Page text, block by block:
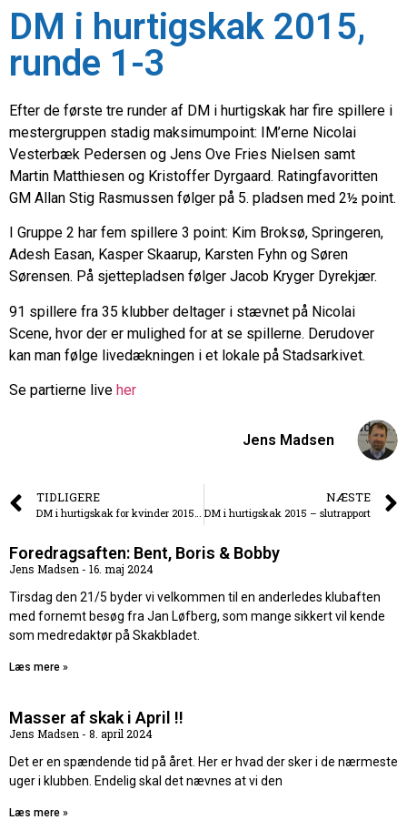
DM i hurtigskak 2015,
runde 1-3
Efter de første tre runder af DM i hurtigskak har fire spillere i
mestergruppen stadig maksimumpoint: IM’erne Nicolai
Vesterbæk Pedersen og Jens Ove Fries Nielsen samt
Martin Matthiesen og Kristoffer Dyrgaard. Ratingfavoritten
GM Allan Stig Rasmussen følger på 5. pladsen med 2½ point.
I Gruppe 2 har fem spillere 3 point: Kim Broksø, Springeren,
Adesh Easan, Kasper Skaarup, Karsten Fyhn og Søren
Sørensen. På sjettepladsen følger Jacob Kryger Dyrekjær.
91 spillere fra 35 klubber deltager i stævnet på Nicolai
Scene, hvor der er mulighed for at se spillerne. Derudover
kan man følge livedækningen i et lokale på Stadsarkivet.
Se partierne live her
Jens Madsen
TIDLIGERE NÆSTE
DM i hurtigskak 2015 – slutrapport
Foredragsaften: Bent, Boris & Bobby
Jens Madsen
16. maj 2024
Tirsdag den 21/5 byder vi velkommen til en anderledes klubaften
med fornemt besøg fra Jan Løfberg, som mange sikkert vil kende
som medredaktør på Skakbladet.
Læs mere »
Masser af skak i April !!
Jens Madsen
8. april 2024
Det er en spændende tid på året. Her er hvad der sker i de nærmeste
uger i klubben. Endelig skal det nævnes at vi den
Læs mere »